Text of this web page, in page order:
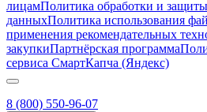
лицамПолитика обработки и
данныхПолитика использования
применения рекомендательных
закупкиПартнёрская программа
сервиса СмартКапча (Яндекс)
8 (800) 550-96-07